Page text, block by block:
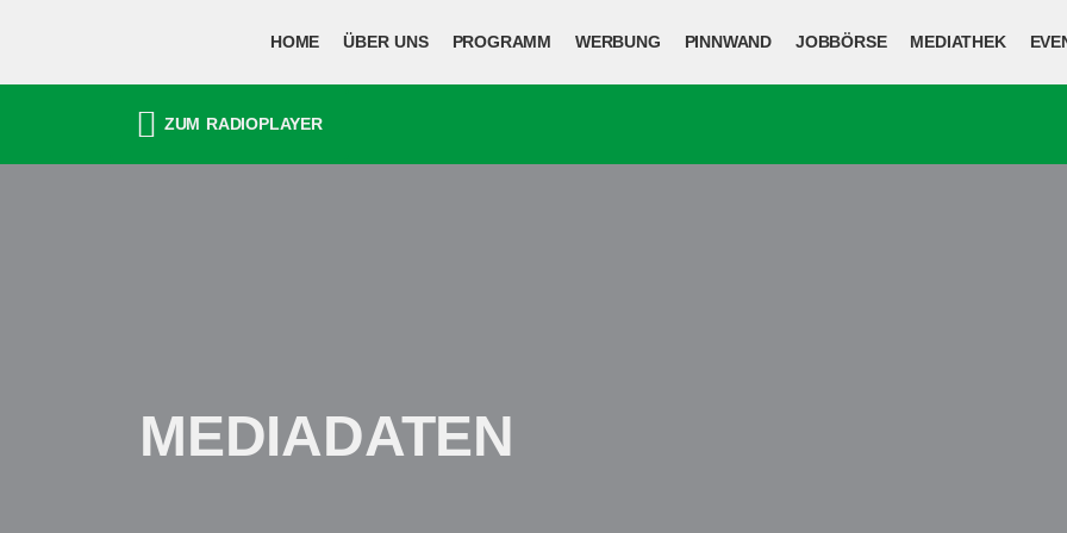
HOME ÜBER UNS PROGRAMM WERBUNG PINNWAND JOBBÖRSE MEDIATHEK
ZUM RADIOPLAYER
MEDIADATEN